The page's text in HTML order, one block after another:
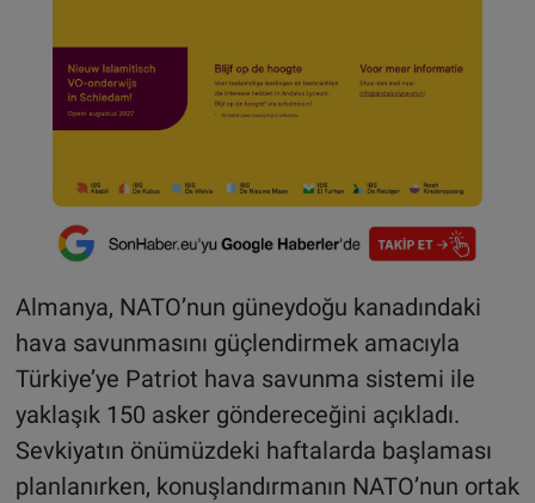
Almanya, NATO’nun güneydoğu kanadındaki
hava savunmasını güçlendirmek amacıyla
Türkiye’ye Patriot hava savunma sistemi ile
yaklaşık 150 asker göndereceğini açıkladı.
Sevkiyatın önümüzdeki haftalarda başlaması
planlanırken, konuşlandırmanın NATO’nun ortak